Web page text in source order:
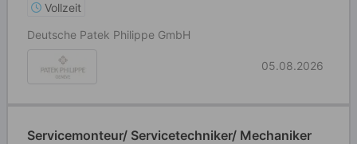
Vollzeit
Deutsche Patek Philippe GmbH
05.08.2026
Servicemonteur/ Servicetechniker/ Mechaniker